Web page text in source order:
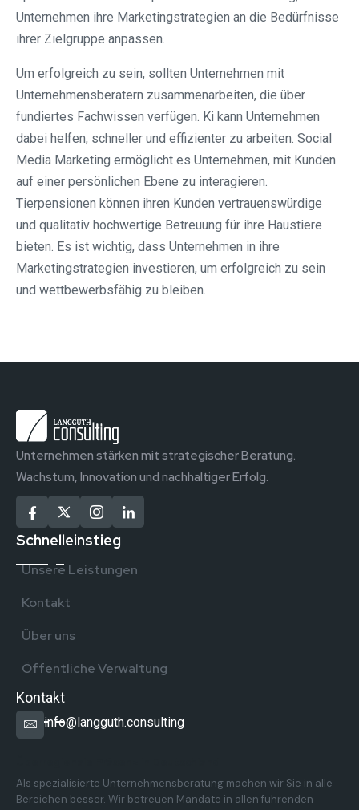
Unternehmen ihre Marketingstrategien an die Bedürfnisse
ihrer Zielgruppe anpassen.
Um erfolgreich zu sein, sollten Unternehmen mit
Unternehmensberatern zusammenarbeiten, die über
fundiertes Fachwissen verfügen. Ki kann Unternehmen
dabei helfen, schneller und effizienter zu arbeiten. Social
Media Marketing ermöglicht es Unternehmen, mit Kunden
auf einer persönlichen Ebene zu interagieren.
Tierpensionen können ihren Kunden vertrauenswürdige
und qualitativ hochwertige Betreuung für ihre Haustiere
bieten. Es ist wichtig, dass Unternehmen in ihre
Marketingstrategien investieren, um erfolgreich zu sein
und wettbewerbsfähig zu bleiben.
Unternehmen stärken mit strategischer Beratung.
Wachstum, Innovation und nachhaltiger Erfolg.
Schnelleinstieg
Unsere Leistungen
Kontakt
Über uns
Öffentliche Verwaltung
Kontakt
info@langguth.consulting
Als spezialisierte Unternehmensberatung machen wir Sie in alle
Bereichen besser. Wir betreuen Mandate in allen führenden